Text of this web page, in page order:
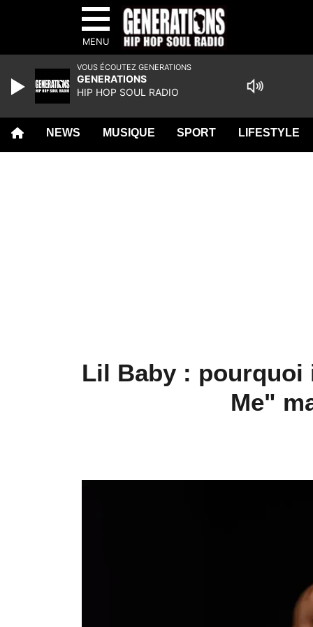
MENU
NEWS MUSIQUE SPORT LIFESTYLE
Lil Baby :
Me"
VOUS ÉCOUTEZ GENERATIONS
GENERATIONS
HIP HOP SOUL RADIO